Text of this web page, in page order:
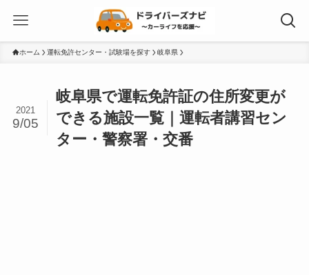
ホーム 運転免許センター・試験場を探す 岐阜県
岐阜県で運転免許証の住所変更が
できる施設一覧｜運転者講習セン
ター・警察署・交番
2021
9/05